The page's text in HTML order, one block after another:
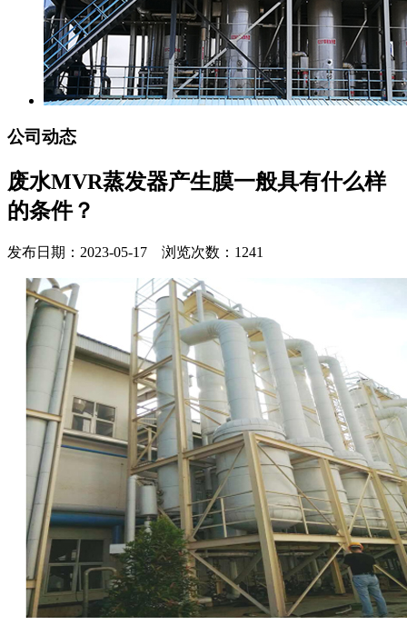
公司动态
废水MVR蒸发器产生膜一般具有什么样
的条件？
发布日期：2023-05-17 浏览次数：1241